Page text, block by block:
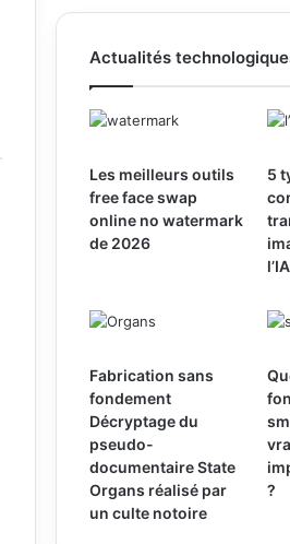
Actualités
Les meilleurs outils
free face swap
online no watermark
de 2026
5
l’IA
Fabrication sans
fondement
Décryptage du
pseudo-
documentaire State
Organs réalisé par
un culte notoire
?